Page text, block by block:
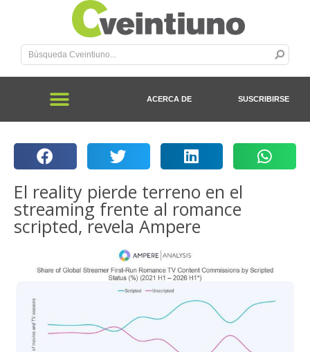
ACERCA DE SUSCRIBIRSE
El reality pierde terreno en el
streaming frente al romance
scripted, revela Ampere